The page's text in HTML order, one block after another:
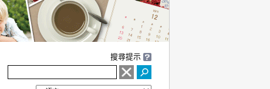
搜尋提示